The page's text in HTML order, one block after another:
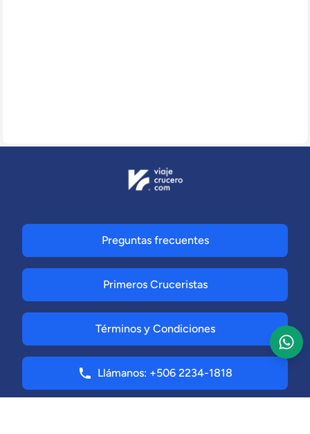
Preguntas frecuentes
Primeros Cruceristas
Términos y Condiciones
Llámanos: +506 2234-1818